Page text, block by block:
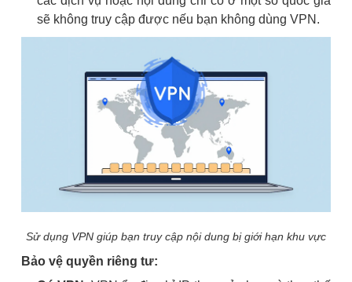
sẽ không truy cập được nếu bạn không dùng VPN.
Sử dụng VPN giúp bạn truy cập nội dung bị giới hạn khu vực
Bảo vệ quyền riêng tư: